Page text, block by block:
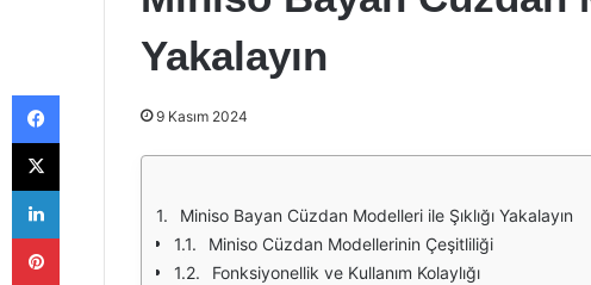
Yakalayın
9 Kasım 2024
Miniso Bayan Cüzdan Modelleri ile Şıklığı Yakalayın
Miniso Cüzdan Modellerinin Çeşitliliği
Fonksiyonellik ve Kullanım Kolaylığı
Facebook
X
LinkedIn
Pinterest